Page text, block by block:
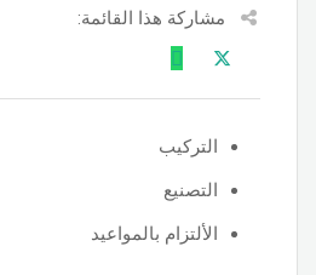
مشاركة هذا القائمة:
التركيب
التصنيع
الألتزام بالمواعيد